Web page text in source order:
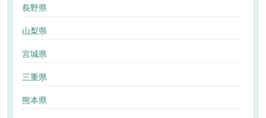
長野県
山梨県
宮城県
三重県
熊本県